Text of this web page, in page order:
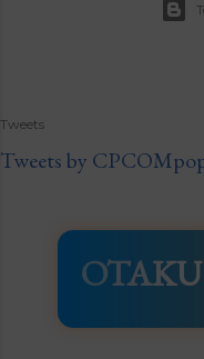
Tweets
Tweets by